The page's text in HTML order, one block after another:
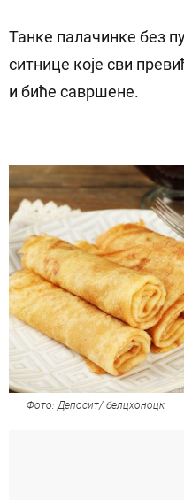
Танке палачинке без
ситнице које сви
и биће савршене.
Фото: Депосит/ белцхоноцк